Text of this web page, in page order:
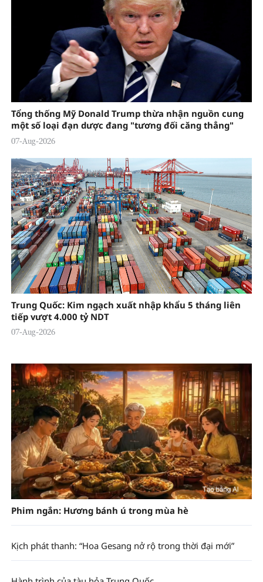
Tổng thống Mỹ Donald Trump thừa nhận nguồn cung
một số loại đạn dược đang "tương đối căng thẳng"
07-Aug-2026
Trung Quốc: Kim ngạch xuất nhập khẩu 5 tháng liên
tiếp vượt 4.000 tỷ NDT
07-Aug-2026
Phim ngắn: Hương bánh ú trong mùa hè
Kịch phát thanh: “Hoa Gesang nở rộ trong thời đại mới”